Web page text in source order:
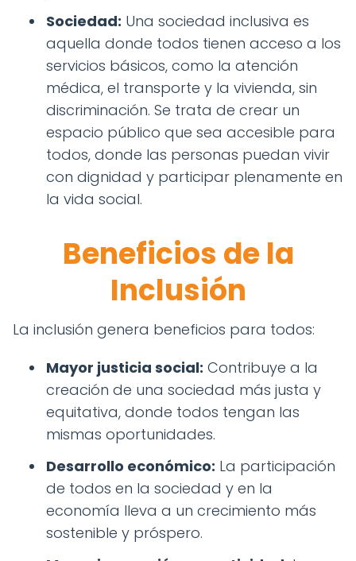
Sociedad: Una sociedad inclusiva es
aquella donde todos tienen acceso a los
servicios básicos, como la atención
médica, el transporte y la vivienda, sin
discriminación. Se trata de crear un
espacio público que sea accesible para
todos, donde las personas puedan vivir
con dignidad y participar plenamente en
la vida social.
Beneficios de la
Inclusión
La inclusión genera beneficios para todos:
Mayor justicia social: Contribuye a la
creación de una sociedad más justa y
equitativa, donde todos tengan las
mismas oportunidades.
Desarrollo económico: La participación
de todos en la sociedad y en la
economía lleva a un crecimiento más
sostenible y próspero.